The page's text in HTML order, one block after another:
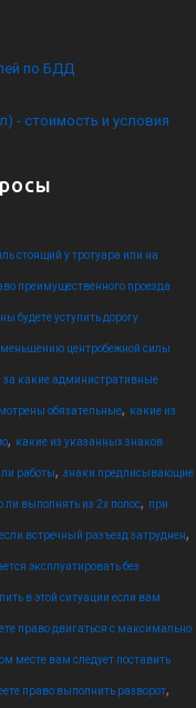
по БДД
- стоимость и условия
стоящий у тротуара или на
преимущественного проезда
будете уступить дорогу
центробежной силы
за какие административные
обязательные, какие из
, какие из указанных знаков
работы, знаки предписывающие
выполнять из 2х полос, при
встречный разъезд затруднен,
эксплуатировать без
в этой ситуации если вам
право двигаться с максимально
месте вам следует поставить
право выполнить разворот,